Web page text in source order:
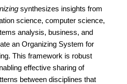
synthesizes insights from
science, computer science,
analysis, business, and
an Organizing System for
This framework is robust
effective sharing of
between disciplines that